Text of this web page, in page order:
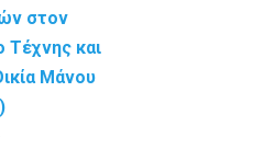
στον
και
Μάνου